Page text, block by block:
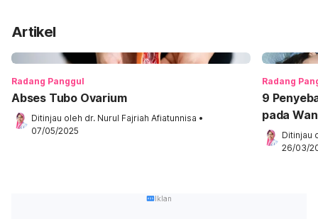
Artikel
Radang Panggul
Abses Tubo Ovarium
Ditinjau oleh dr. Nurul Fajriah Afiatunnisa •
07/05/2025
Radang
9
pada
Ditinjau
26/03/
Iklan